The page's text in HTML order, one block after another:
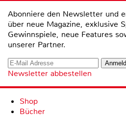
Abonniere den Newsletter und
über neue Magazine, exklusive
Gewinnspiele, neue Features
unserer Partner.
Newsletter abbestellen
Shop
Bücher